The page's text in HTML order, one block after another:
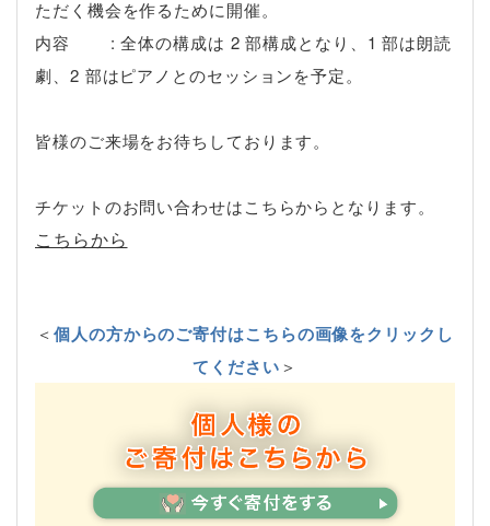
ただく機会を作るために開催。
内容 : 全体の構成は 2 部構成となり、1 部は朗読
劇、2 部はピアノとのセッションを予定。
皆様のご来場をお待ちしております。
チケットのお問い合わせはこちらからとなります。
こちらから
＜個人の方からのご寄付はこちらの画像をクリックし
てください＞